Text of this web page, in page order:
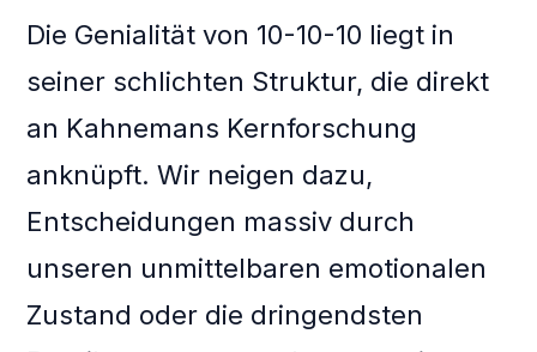
Die Genialität von 10-10-10 liegt in
seiner schlichten Struktur, die direkt
an Kahnemans Kernforschung
anknüpft. Wir neigen dazu,
Entscheidungen massiv durch
unseren unmittelbaren emotionalen
Zustand oder die dringendsten